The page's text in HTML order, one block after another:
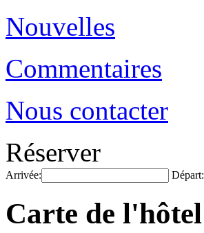
Nouvelles
Commentaires
Nous contacter
Réserver
Arrivée: Départ:
Carte de l'hôtel